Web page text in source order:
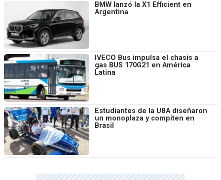
BMW lanzó la X1 Efficient en
Argentina
IVECO Bus impulsa el chasis a
gas BUS 170G21 en América
Latina
Estudiantes de la UBA diseñaron
un monoplaza y compiten en
Brasil